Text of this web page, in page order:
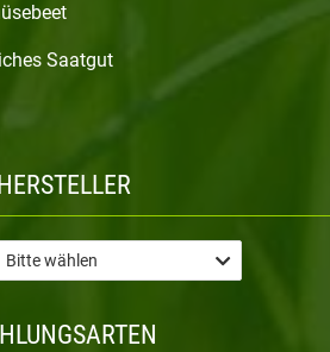
Saatgut
Bitte wählen